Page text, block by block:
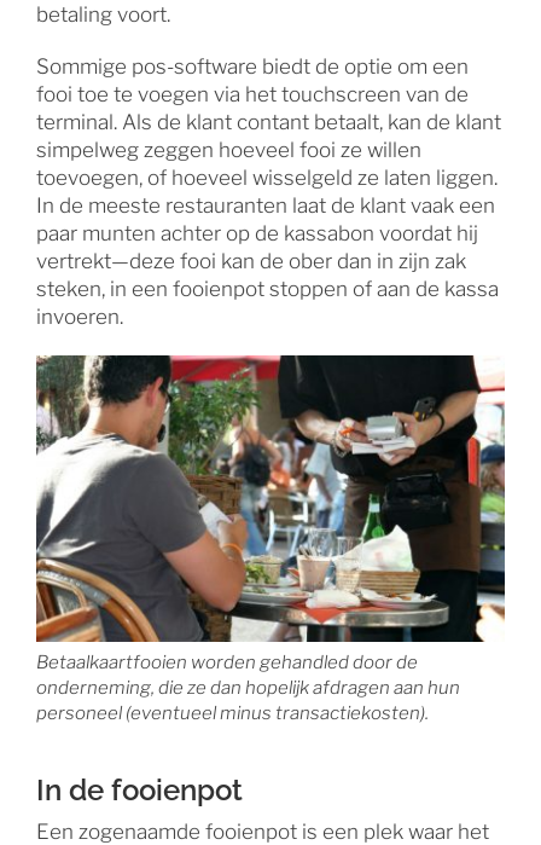
betaling voort.
Sommige pos-software biedt de optie om een
fooi toe te voegen via het touchscreen van de
terminal. Als de klant contant betaalt, kan de klant
simpelweg zeggen hoeveel fooi ze willen
toevoegen, of hoeveel wisselgeld ze laten liggen.
In de meeste restauranten laat de klant vaak een
paar munten achter op de kassabon voordat hij
vertrekt—deze fooi kan de ober dan in zijn zak
steken, in een fooienpot stoppen of aan de kassa
invoeren.
Betaalkaartfooien worden gehandled door de
onderneming, die ze dan hopelijk afdragen aan hun
personeel (eventueel minus transactiekosten).
In de fooienpot
Een zogenaamde fooienpot is een plek waar het